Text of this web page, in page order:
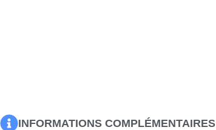
INFORMATIONS COMPLÉMENTAIRES